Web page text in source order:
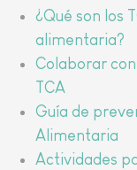
¿Qué son los
alimentaria?
Colaborar
TCA
Guía de
Alimentaria
Actividades